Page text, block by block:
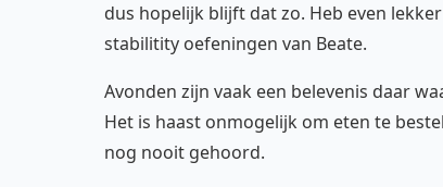
dus hopelijk blijft dat zo. Heb even
stabilitity oefeningen van Beate.
Avonden zijn vaak een belevenis daar
Het is haast onmogelijk om eten te
nog nooit gehoord.